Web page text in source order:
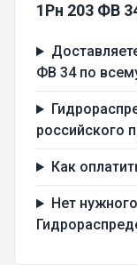
1Рн 203 ФВ
ФВ 34 по
российского
Как
Нет